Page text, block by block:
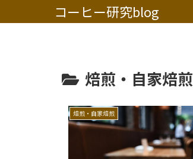
コーヒー研究blog
焙煎・自家焙煎
焙煎・自家焙煎